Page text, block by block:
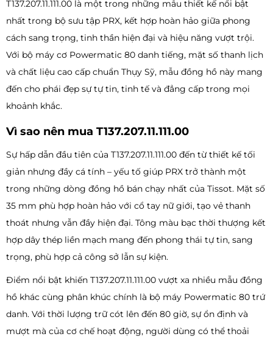
T137.207.11.111.00 là một trong những mẫu thiết kế nổi bật
nhất trong bộ sưu tập PRX, kết hợp hoàn hảo giữa phong
cách sang trọng, tinh thần hiện đại và hiệu năng vượt trội.
Với bộ máy cơ Powermatic 80 danh tiếng, mặt số thanh lịch
và chất liệu cao cấp chuẩn Thụy Sỹ, mẫu đồng hồ này mang
đến cho phái đẹp sự tự tin, tinh tế và đẳng cấp trong mọi
khoảnh khắc.
Vì sao nên mua T137.207.11.111.00
Sự hấp dẫn đầu tiên của T137.207.11.111.00 đến từ thiết kế tối
giản nhưng đầy cá tính – yếu tố giúp PRX trở thành một
trong những dòng đồng hồ bán chạy nhất của Tissot. Mặt số
35 mm phù hợp hoàn hảo với cổ tay nữ giới, tạo vẻ thanh
thoát nhưng vẫn đầy hiện đại. Tông màu bạc thời thượng kết
hợp dây thép liền mạch mang đến phong thái tự tin, sang
trọng, phù hợp cả công sở lẫn sự kiện.
Điểm nổi bật khiến T137.207.11.111.00 vượt xa nhiều mẫu đồng
hồ khác cùng phân khúc chính là bộ máy Powermatic 80 trứ
danh. Với thời lượng trữ cót lên đến 80 giờ, sự ổn định và
mượt mà của cơ chế hoạt động, người dùng có thể thoải